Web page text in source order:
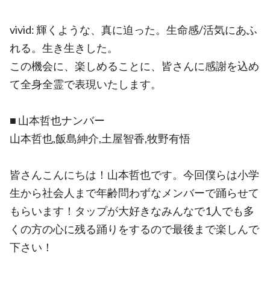
vivid: 輝くような、真に迫った。生命感/活気にあふ
れる。生き生きした。
この機会に、楽しめることに、皆さんに感謝を込め
て全身全霊で表現いたします。
■ 山本哲也ナンバー
山本哲也,飯島紳介,土屋智香,牧野有悟
皆さんこんにちは！山本哲也です。今回僕らは小学
生から社会人まで年齢問わずなメンバーで踊らせて
もらいます！タップが大好きなみんなで1人でも多
くの方の心に残る踊りをするので最後まで楽しんで
下さい！